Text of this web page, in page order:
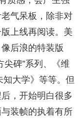
气呆板，除非对
上线再阅读。美
后浪的特装版
尖碑”系列、《维
大学》等等。但
，开始明白很多
装帧的执着有所